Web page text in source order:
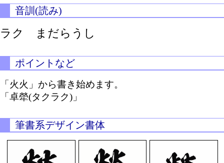
音訓(読み)
ラク まだらうし
ポイントなど
「火火」から書き始めます。
「卓犖(タクラク)」
筆書系デザイン書体